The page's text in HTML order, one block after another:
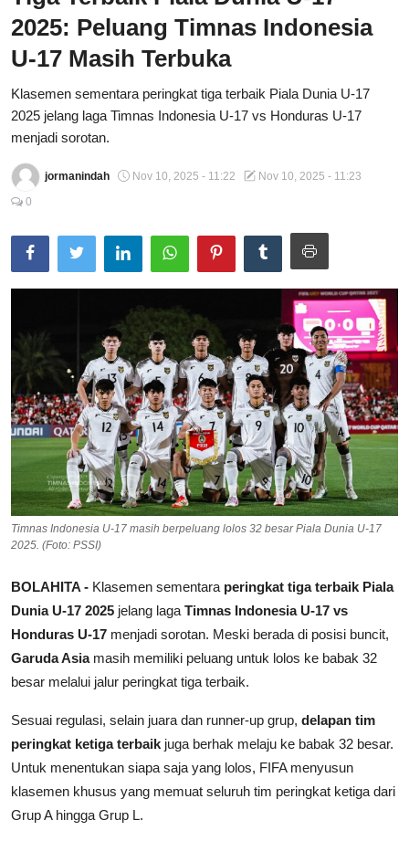
Total Sports
Contact
Pedoman Media Siber
2025: Peluang Timnas Indonesia
U-17 Masih Terbuka
Klasemen sementara peringkat tiga terbaik Piala Dunia U-17
2025 jelang laga Timnas Indonesia U-17 vs Honduras U-17
menjadi sorotan.
jormanindah Nov 10, 2025 - 11:22
Nov 10, 2025 - 11:23
0
Timnas Indonesia U-17 masih berpeluang lolos 32 besar Piala Dunia U-17
2025. (Foto: PSSI)
BOLAHITA - Klasemen sementara peringkat tiga terbaik Piala
Dunia U-17 2025 jelang laga Timnas Indonesia U-17 vs
Honduras U-17 menjadi sorotan. Meski berada di posisi buncit,
Garuda Asiamasih memiliki peluang untuk lolos ke babak 32
besar melalui jalur peringkat tiga terbaik.
Sesuai regulasi, selain juara dan runner-up grup, delapan tim
peringkat ketiga terbaik juga berhak melaju ke babak 32 besar.
Untuk menentukan siapa saja yang lolos, FIFA menyusun
klasemen khusus yang memuat seluruh tim peringkat ketiga dari
Grup A hingga Grup L.